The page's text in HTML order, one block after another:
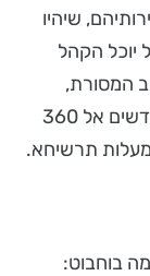
שיהיו
יוכל הקהל
המסורת,
בתום הפסטיבל יצטרפו 14 פסלי האבן החדשים אל 360
תרשיחא.
בוחבוט: